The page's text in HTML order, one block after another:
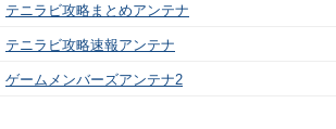
テニラビ攻略まとめアンテナ
テニラビ攻略速報アンテナ
ゲームメンバーズアンテナ2